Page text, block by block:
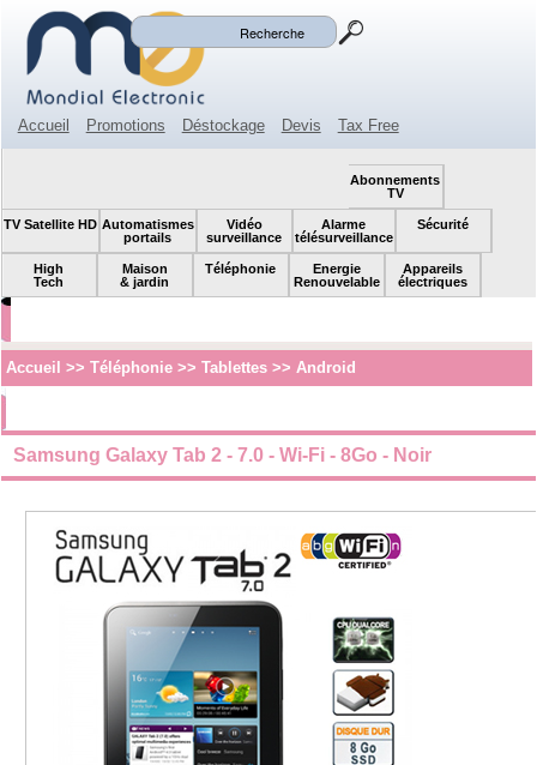
Mon compte
Accueil Promotions Déstockage Devis
Tax Free
Abonnements
TV
TV Satellite HD Automatismes
portails
Vidéo
surveillance
Alarme
télésurveillance
Sécurité
High
Tech
Maison
& jardin
Téléphonie
Energie
Renouvelable
Appareils
électriques
Accueil >> Téléphonie>> Tablettes>> Android
Samsung Galaxy Tab 2 - 7.0 - Wi-Fi - 8Go - Noir